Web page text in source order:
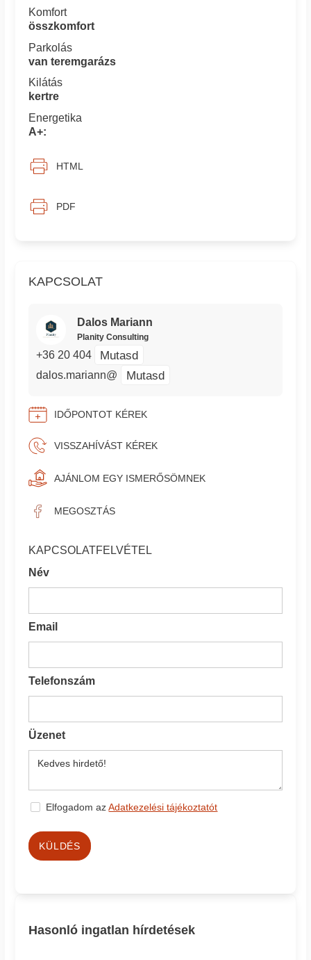
KAPCSOLAT
Dalos Mariann
Planity Consulting
+36 20 404 Mutasd
dalos.mariann@ Mutasd
IDŐPONTOT KÉREK
VISSZAHÍVÁST KÉREK
AJÁNLOM EGY ISMERŐSÖMNEK
MEGOSZTÁS
KAPCSOLATFELVÉTEL
Név
Email
Telefonszám
Üzenet
Elfogadom azAdatkezelési tájékoztatót
KÜLDÉS
Komfort
összkomfort
Parkolás
van teremgarázs
Kilátás
kertre
Energetika
A+:
HTML
PDF
Hasonló ingatlan hírdetések